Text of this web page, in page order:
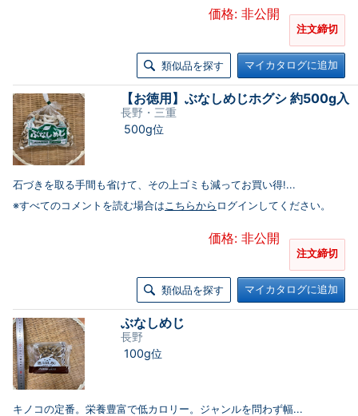
価格: 非公開
注文締切
類似品を探す マイカタログに追加
【お徳用】ぶなしめじホグシ 約500g入
長野・三重
500g位
石づきを取る手間も省けて、その上ゴミも減ってお買い得!...
※すべてのコメントを読む場合はこちらから ログインしてください。
価格: 非公開
注文締切
類似品を探す マイカタログに追加
ぶなしめじ
長野
100g位
キノコの定番。栄養豊富で低カロリー。ジャンルを問わず幅...